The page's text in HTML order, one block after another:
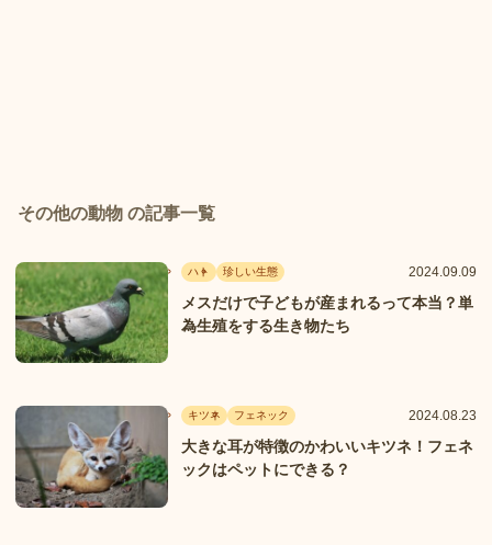
その他の動物 の記事一覧
ハト 珍しい生態 2024.09.09
メスだけで子どもが産まれるって本当？単
為生殖をする生き物たち
キツネ フェネック 2024.08.23
大きな耳が特徴のかわいいキツネ！フェネ
ックはペットにできる？